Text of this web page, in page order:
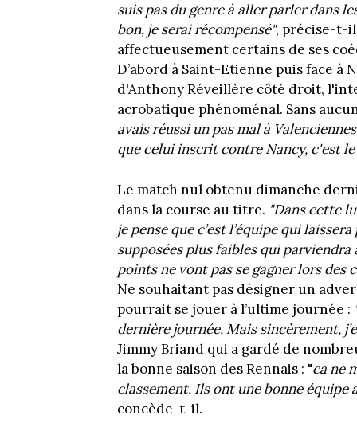
suis pas du genre à aller parler dans
bon, je serai récompensé", précise-t-
affectueusement certains de ses
D’abord à Saint-Etienne puis face à
d'Anthony Réveillère côté droit,
acrobatique phénoménal. Sans
avais réussi un pas mal à
que celui inscrit contre Nancy, c'est le
Le match nul obtenu dimanche
dans la course au titre. "Dans cette
je pense que c’est l’équipe qui
supposées plus faibles qui parviendra
points ne vont pas se gagner lors des
Ne souhaitant pas désigner un
pourrait se jouer à l’ultime journée :
dernière journée. Mais sincèrement,
Jimmy Briand qui a gardé de
la bonne saison des Rennais : "ca ne
classement. Ils ont une bonne
concède-t-il.